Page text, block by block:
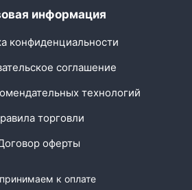
информация
конфиденциальности
соглашение
технологий
торговли
оферты
к оплате